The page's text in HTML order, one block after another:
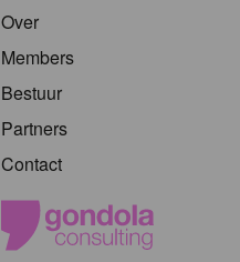
Over
Members
Bestuur
Partners
Contact